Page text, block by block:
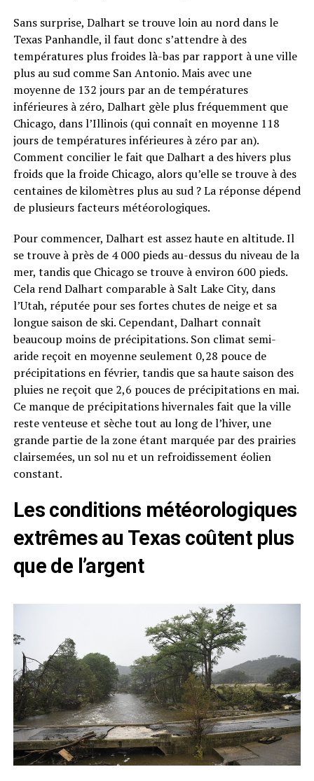
Sans surprise, Dalhart se trouve loin au nord dans le
Texas Panhandle, il faut donc s’attendre à des
températures plus froides là-bas par rapport à une ville
plus au sud comme San Antonio. Mais avec une
moyenne de 132 jours par an de températures
inférieures à zéro, Dalhart gèle plus fréquemment que
Chicago, dans l’Illinois (qui connaît en moyenne 118
jours de températures inférieures à zéro par an).
Comment concilier le fait que Dalhart a des hivers plus
froids que la froide Chicago, alors qu’elle se trouve à des
centaines de kilomètres plus au sud ? La réponse dépend
de plusieurs facteurs météorologiques.
Pour commencer, Dalhart est assez haute en altitude. Il
se trouve à près de 4 000 pieds au-dessus du niveau de la
mer, tandis que Chicago se trouve à environ 600 pieds.
Cela rend Dalhart comparable à Salt Lake City, dans
l’Utah, réputée pour ses fortes chutes de neige et sa
longue saison de ski. Cependant, Dalhart connaît
beaucoup moins de précipitations. Son climat semi-
aride reçoit en moyenne seulement 0,28 pouce de
précipitations en février, tandis que sa haute saison des
pluies ne reçoit que 2,6 pouces de précipitations en mai.
Ce manque de précipitations hivernales fait que la ville
reste venteuse et sèche tout au long de l’hiver, une
grande partie de la zone étant marquée par des prairies
clairsemées, un sol nu et un refroidissement éolien
constant.
Les conditions météorologiques
extrêmes au Texas coûtent plus
que de l’argent